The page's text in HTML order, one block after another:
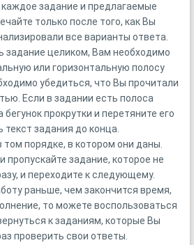
задание и предлагаемые
только после того, как Вы
все варианты ответа.
задание целиком, Вам необходимо
или горизонтальную полосу
убедиться, что Вы прочитали
Если в задании есть полоса
прокрутки и перетяните его
задания до конца.
порядке, в котором они даны.
задание, которое не
и переходите к следующему.
раньше, чем закончится время,
то можете воспользоваться
к заданиям, которые Вы
проверить свои ответы.